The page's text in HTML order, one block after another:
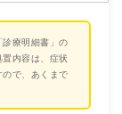
療明細書」の
内容は、症状
で、あくまで